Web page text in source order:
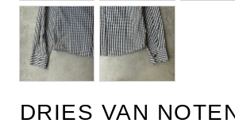
DRIES VAN